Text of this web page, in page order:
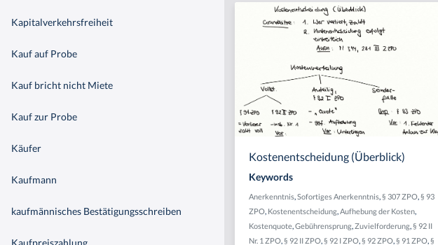
Kapitalverkehrsfreiheit
Kauf auf Probe
Kauf bricht nicht Miete
Kauf zur Probe
Käufer
Kaufmann
kaufmännisches Bestätigungsschreiben
Kaufpreiszahlung
Kostenentscheidung (Überblick)
Keywords
Anerkenntnis,Sofortiges Anerkenntnis,§ 307 ZPO,§ 93
ZPO, Kostenentscheidung,Aufhebung der Kosten,
Kostenquote,Gebührensprung,Zuvielforderung,§ 92 II
Nr. 1 ZPO,§ 92 II ZPO,§ 92 I ZPO,§ 92 ZPO,§ 91 ZPO,§